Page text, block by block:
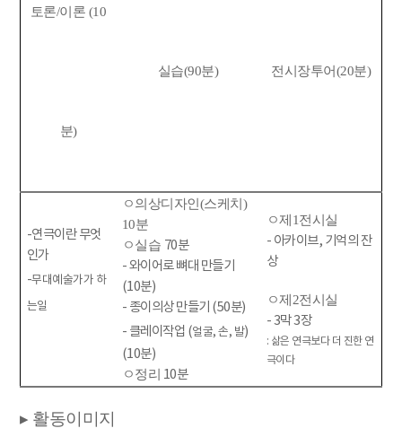
토론/이론 (10
분)
실습(90분) 전시장투어(20분)
-연극이란 무엇
인가
-무대예술가가 하
는일
ㅇ의상디자인(스케치)
10분
ㅇ실습 70분
- 와이어로 뼈대 만들기
(10분)
- 종이의상 만들기 (50분)
- 클레이작업 (얼굴, 손, 발)
(10분)
ㅇ정리 10분
ㅇ제1전시실
- 아카이브, 기억의 잔
상
ㅇ제2전시실
- 3막 3장
: 삶은 연극보다 더 진한 연
극이다
▸ 활동이미지